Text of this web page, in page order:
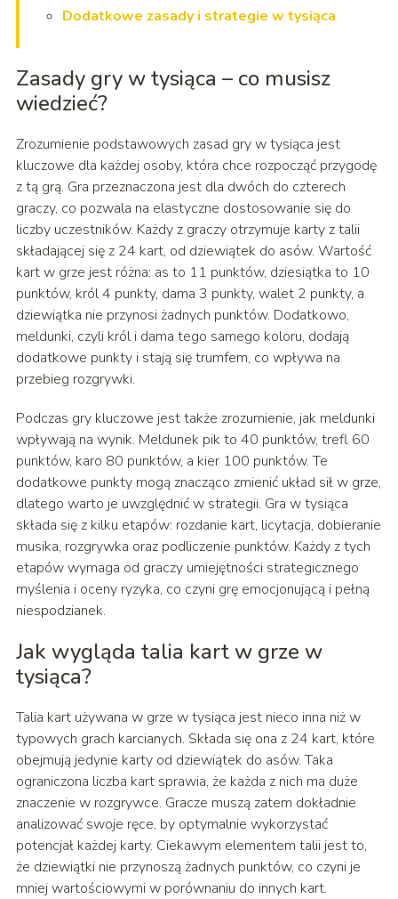
Dodatkowe zasady i strategie w tysiąca
Zasady gry w tysiąca – co musisz
wiedzieć?
Zrozumienie podstawowych zasad gry w tysiąca jest
kluczowe dla każdej osoby, która chce rozpocząć przygodę
z tą grą. Gra przeznaczona jest dla dwóch do czterech
graczy, co pozwala na elastyczne dostosowanie się do
liczby uczestników. Każdy z graczy otrzymuje karty z talii
składającej się z 24 kart, od dziewiątek do asów. Wartość
kart w grze jest różna: as to 11 punktów, dziesiątka to 10
punktów, król 4 punkty, dama 3 punkty, walet 2 punkty, a
dziewiątka nie przynosi żadnych punktów. Dodatkowo,
meldunki, czyli król i dama tego samego koloru, dodają
dodatkowe punkty i stają się trumfem, co wpływa na
przebieg rozgrywki.
Podczas gry kluczowe jest także zrozumienie, jak meldunki
wpływają na wynik. Meldunek pik to 40 punktów, trefl 60
punktów, karo 80 punktów, a kier 100 punktów. Te
dodatkowe punkty mogą znacząco zmienić układ sił w grze,
dlatego warto je uwzględnić w strategii. Gra w tysiąca
składa się z kilku etapów: rozdanie kart, licytacja, dobieranie
musika, rozgrywka oraz podliczenie punktów. Każdy z tych
etapów wymaga od graczy umiejętności strategicznego
myślenia i oceny ryzyka, co czyni grę emocjonującą i pełną
niespodzianek.
Jak wygląda talia kart w grze w
tysiąca?
Talia kart używana w grze w tysiąca jest nieco inna niż w
typowych grach karcianych. Składa się ona z 24 kart, które
obejmują jedynie karty od dziewiątek do asów. Taka
ograniczona liczba kart sprawia, że każda z nich ma duże
znaczenie w rozgrywce. Gracze muszą zatem dokładnie
analizować swoje ręce, by optymalnie wykorzystać
potencjał każdej karty. Ciekawym elementem talii jest to,
że dziewiątki nie przynoszą żadnych punktów, co czyni je
mniej wartościowymi w porównaniu do innych kart.